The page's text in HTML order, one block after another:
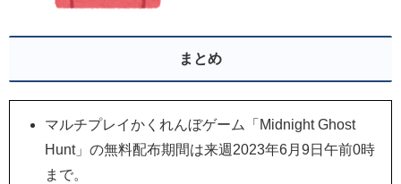
まとめ
マルチプレイかくれんぼゲーム「Midnight Ghost
Hunt」の無料配布期間は来週2023年6月9日午前0時
まで。